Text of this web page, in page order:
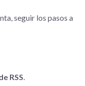
seguir los pasos a
RSS.